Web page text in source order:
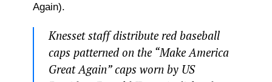
Again).
Knesset staff distribute red baseball
caps patterned on the “Make America
Great Again” caps worn by US